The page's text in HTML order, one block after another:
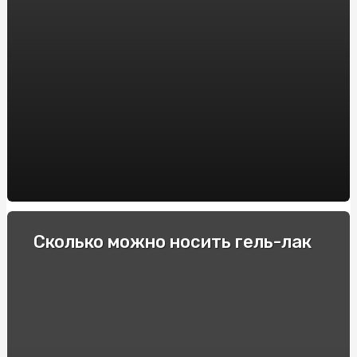
мистецтв
Спеціальні автомобілі: Вибір та покупка в інтернеті
Сколько можно носить гель-лак